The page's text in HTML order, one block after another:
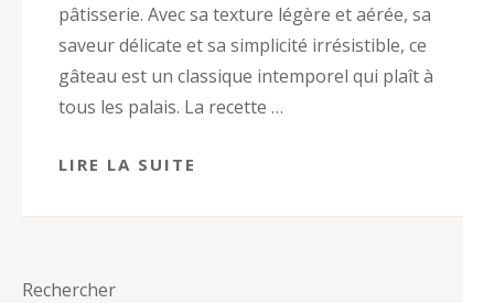
pâtisserie. Avec sa texture légère et aérée, sa
saveur délicate et sa simplicité irrésistible, ce
gâteau est un classique intemporel qui plaît à
tous les palais. La recette …
LIRE LA SUITE
Rechercher